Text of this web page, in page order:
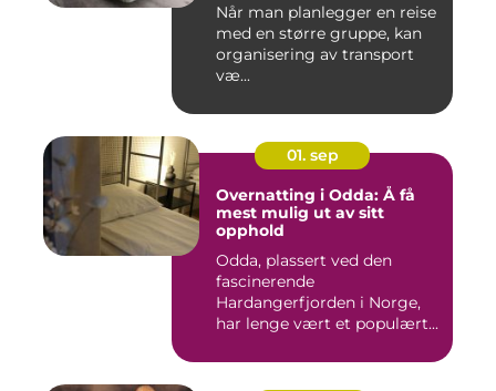
Når man planlegger en reise
med en større gruppe, kan
organisering av transport
væ...
01. sep
Overnatting i Odda: Å få
mest mulig ut av sitt
opphold
Odda, plassert ved den
fascinerende
Hardangerfjorden i Norge,
har lenge vært et populært...